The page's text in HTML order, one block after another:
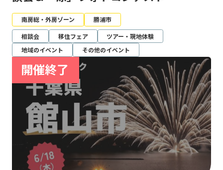
南房総・外房ゾーン
勝浦市
相談会
移住フェア
ツアー・現地体験
地域のイベント
その他のイベント